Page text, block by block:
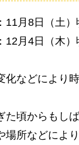
11月8日（土）
12月4日（木）
などにより
た頃からもし
場所などによ